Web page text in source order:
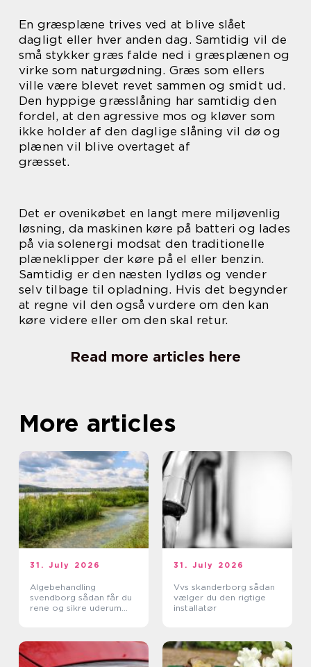
En græsplæne trives ved at blive slået
dagligt eller hver anden dag. Samtidig vil de
små stykker græs falde ned i græsplænen og
virke som naturgødning. Græs som ellers
ville være blevet revet sammen og smidt ud.
Den hyppige græsslåning har samtidig den
fordel, at den agressive mos og kløver som
ikke holder af den daglige slåning vil dø og
plænen vil blive overtaget af
græsset.
Det er ovenikøbet en langt mere miljøvenlig
løsning, da maskinen køre på batteri og lades
på via solenergi modsat den traditionelle
plæneklipper der køre på el eller benzin.
Samtidig er den næsten lydløs og vender
selv tilbage til opladning. Hvis det begynder
at regne vil den også vurdere om den kan
køre videre eller om den skal retur.
Read more articles here
More articles
31. July 2026
Algebehandling
svendborg sådan får du
rene og sikre uderum
31. July 2026
Vvs skanderborg sådan
vælger du den rigtige
installatør